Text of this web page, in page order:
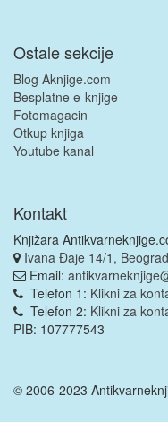
Ostale sekcije
Blog Aknjige.com
Besplatne e-knjige
Fotomagacin
Otkup knjiga
Youtube kanal
Kontakt
Knjižara
Ivana Đaje 14/1,
Email:
Telefon 1: Klikni za
Telefon 2: Klikni za
PIB: 107777543
© 2006-2023